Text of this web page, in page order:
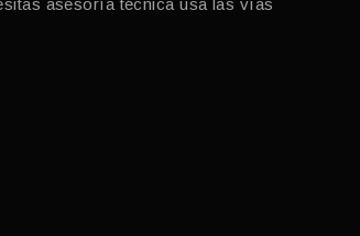
asesoría técnica usa las vías